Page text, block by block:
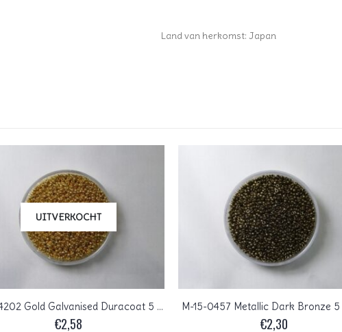
Land van herkomst: Japan
UITVERKOCHT
M-15-4202 Gold Galvanised Duracoat 5 gram
€2,58
M-15-0457 Metallic Dark Bronze
€2,30